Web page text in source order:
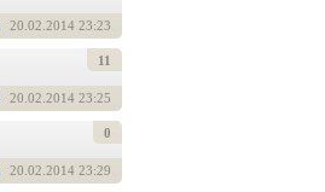
20 .02.2014 23:23
20 .02.2014 23:25
11
20 .02.2014 23:29
0